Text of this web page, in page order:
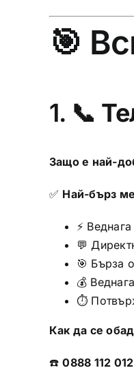
🎯
1. 📞
Защо е най-
✅ Най-бърз
⚡
💬
🎯 Бърза
💰
⏱️
Как да се
☎️0888 112 012